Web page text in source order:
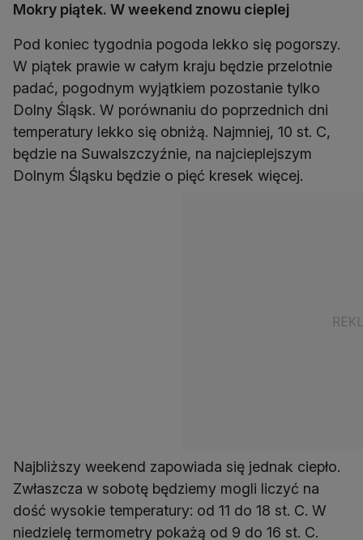
Mokry piątek. W weekend znowu cieplej
Pod koniec tygodnia pogoda lekko się pogorszy.
W piątek prawie w całym kraju będzie przelotnie
padać, pogodnym wyjątkiem pozostanie tylko
Dolny Śląsk. W porównaniu do poprzednich dni
temperatury lekko się obniżą. Najmniej, 10 st. C,
będzie na Suwalszczyźnie, na najcieplejszym
Dolnym Śląsku będzie o pięć kresek więcej.
Najbliższy weekend zapowiada się jednak ciepło.
Zwłaszcza w sobotę będziemy mogli liczyć na
dość wysokie temperatury: od 11 do 18 st. C. W
niedzielę termometry pokażą od 9 do 16 st. C.